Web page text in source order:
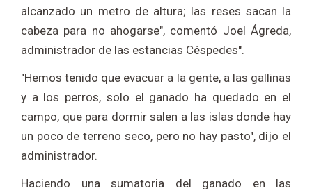
alcanzado un metro de altura; las reses sacan la
cabeza para no ahogarse", comentó Joel Ágreda,
administrador de las estancias Céspedes".
"Hemos tenido que evacuar a la gente, a las gallinas
y a los perros, solo el ganado ha quedado en el
campo, que para dormir salen a las islas donde hay
un poco de terreno seco, pero no hay pasto", dijo el
administrador.
Haciendo una sumatoria del ganado en las